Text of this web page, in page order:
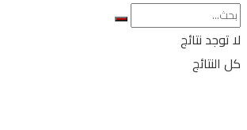
لا توجد نتائج
كل النتائج